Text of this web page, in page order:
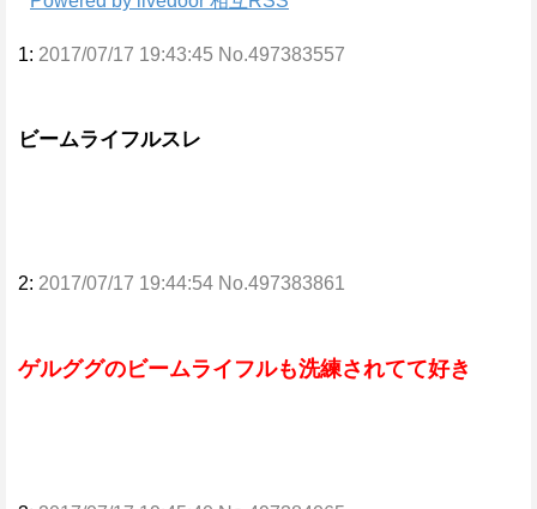
1: 2017/07/17 19:43:45 No.497383557
ビームライフルスレ
2: 2017/07/17 19:44:54 No.497383861
ゲルググのビームライフルも洗練されてて好き